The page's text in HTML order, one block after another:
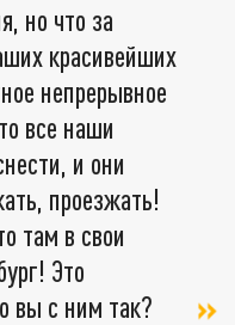
но что за
красивейших
непрерывное
все наши
и они
проезжать!
там в свои
Это
вы с ним так?